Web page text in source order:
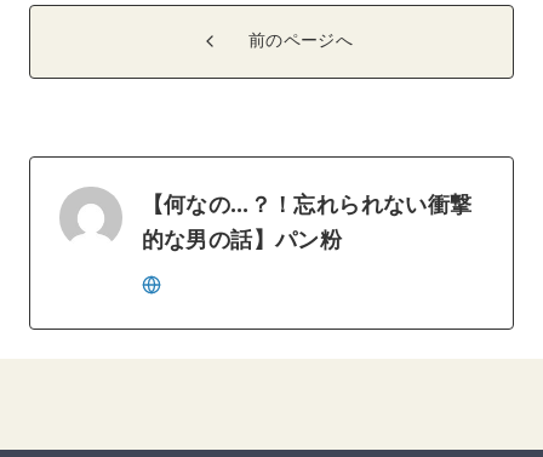
前のページへ
【何なの…？！忘れられない衝撃
的な男の話】パン粉